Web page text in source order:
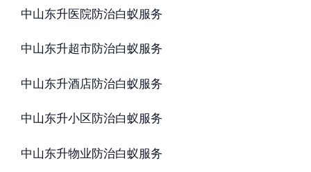
中山东升医院防治白蚁服务
中山东升超市防治白蚁服务
中山东升酒店防治白蚁服务
中山东升小区防治白蚁服务
中山东升物业防治白蚁服务